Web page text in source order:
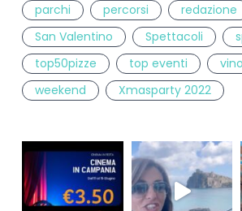
parchi
percorsi
redazione
San Valentino
Spettacoli
top50pizze
top eventi
vino
weekend
Xmasparty 2022